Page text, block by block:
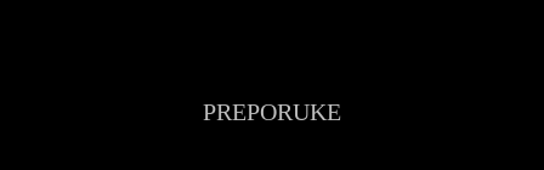
PREPORUKE